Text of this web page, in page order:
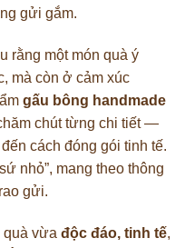
gửi gắm.
rằng một món quà ý
mà còn ở cảm xúc
gấu bông handmade
chút từng chi tiết —
cách đóng gói tinh tế.
nhỏ”, mang theo thông
gửi.
quà vừa độc đáo, tinh tế,